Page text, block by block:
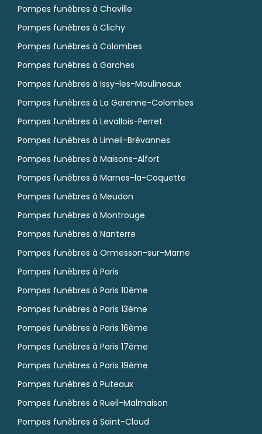
Pompes funèbres à Chaville
Pompes funèbres à Clichy
Pompes funèbres à Colombes
Pompes funèbres à Garches
Pompes funèbres à Issy-les-Moulineaux
Pompes funèbres à La Garenne-Colombes
Pompes funèbres à Levallois-Perret
Pompes funèbres à Limeil-Brévannes
Pompes funèbres à Maisons-Alfort
Pompes funèbres à Marnes-la-Coquette
Pompes funèbres à Meudon
Pompes funèbres à Montrouge
Pompes funèbres à Nanterre
Pompes funèbres à Ormesson-sur-Marne
Pompes funèbres à Paris
Pompes funèbres à Paris 10ème
Pompes funèbres à Paris 13ème
Pompes funèbres à Paris 16ème
Pompes funèbres à Paris 17ème
Pompes funèbres à Paris 19ème
Pompes funèbres à Puteaux
Pompes funèbres à Rueil-Malmaison
Pompes funèbres à Saint-Cloud